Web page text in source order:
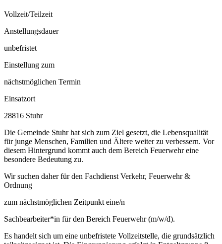
Vollzeit/Teilzeit
Anstellungsdauer
unbefristet
Einstellung zum
nächstmöglichen Termin
Einsatzort
28816 Stuhr
Die Gemeinde Stuhr hat sich zum Ziel gesetzt, die Lebensqualität
für junge Menschen, Familien und Ältere weiter zu verbessern. Vor
diesem Hintergrund kommt auch dem Bereich Feuerwehr eine
besondere Bedeutung zu.
Wir suchen daher für den Fachdienst Verkehr, Feuerwehr &
Ordnung
zum nächstmöglichen Zeitpunkt eine/n
Sachbearbeiter*in für den Bereich Feuerwehr (m/w/d).
Es handelt sich um eine unbefristete Vollzeitstelle, die grundsätzlich